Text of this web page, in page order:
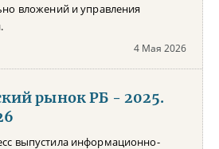
вложений и управления
4 Мая 2026
рынок РБ - 2025.
выпустила информационно-